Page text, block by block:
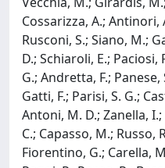
Cossarizza, A.; Antinori,
Rusconi, S.; Siano, M.;
D.; Schiaroli, E.; Paciosi,
G.; Andretta, F.;
Gatti, F.; Parisi, S. G.;
Antoni, M. D.; Zanella,
C.; Capasso, M.; Russo,
Fiorentino, G.; Carella,